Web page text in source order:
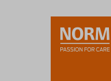
principal